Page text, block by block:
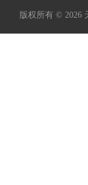
版权所有 © 2026